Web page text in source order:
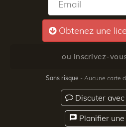
Obtenez une
ou inscrivez-
Sans risque - Aucune carte
Discuter avec
Planifier